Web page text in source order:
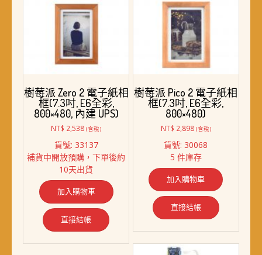
樹莓派 Zero 2 電子紙相
框(7.3吋, E6全彩,
800×480, 內建 UPS)
NT$ 2,538 (含稅)
貨號: 33137
補貨中開放預購，下單後約
10天出貨
加入購物車
直接結帳
樹莓派 Pico 2 電子紙相
框(7.3吋, E6全彩,
800×480)
NT$ 2,898 (含稅)
貨號: 30068
5 件庫存
加入購物車
直接結帳